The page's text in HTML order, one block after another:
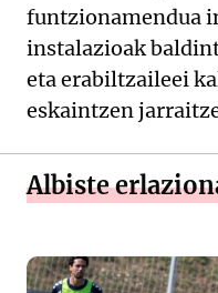
funtzionamendua
instalazioak
eta erabiltzaileei
eskaintzen
Albiste